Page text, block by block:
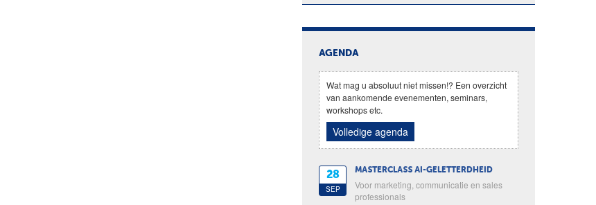
AGENDA
Wat mag u absoluut niet missen!? Een overzicht
van aankomende evenementen, seminars,
workshops etc.
Volledige agenda
28
SEP
MASTERCLASS AI-GELETTERDHEID
Voor marketing, communicatie en sales
professionals